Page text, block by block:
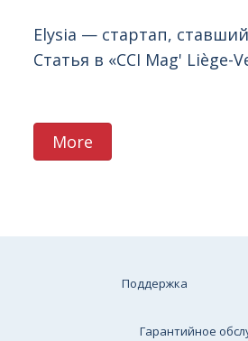
Elysia — стартап,
Статья в «CCI Mag' Liège-
More
Поддержка
Гарантийное